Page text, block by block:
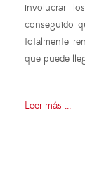
involucrar
conseguido
totalmente
que puede
Leer más ...